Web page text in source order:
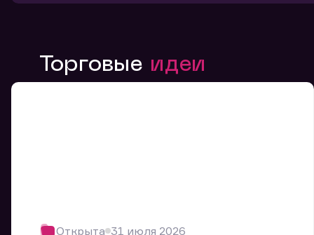
Торговые идеи
Открыта 31 июля 2026